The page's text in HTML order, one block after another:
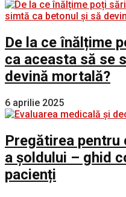
De la ce înălțime
ca aceasta să se
devină mortală?
6 aprilie 2025
Pregătirea pentru
a șoldului – ghid
pacienți